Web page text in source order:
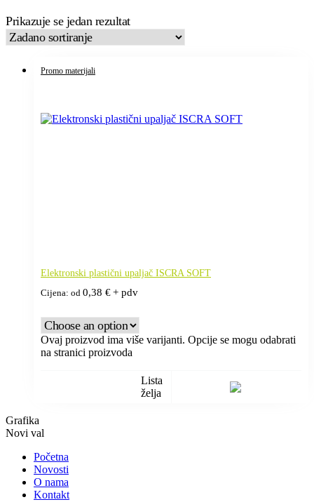
Prikazuje se jedan rezultat
Promo materijali
Elektronski plastični upaljač ISCRA SOFT
Cijena: od 0,38 €+ pdv
Ovaj proizvod ima više varijanti. Opcije se mogu odabrati
na stranici proizvoda
Lista
želja
Grafika
Novi val
Početna
Novosti
O nama
Kontakt